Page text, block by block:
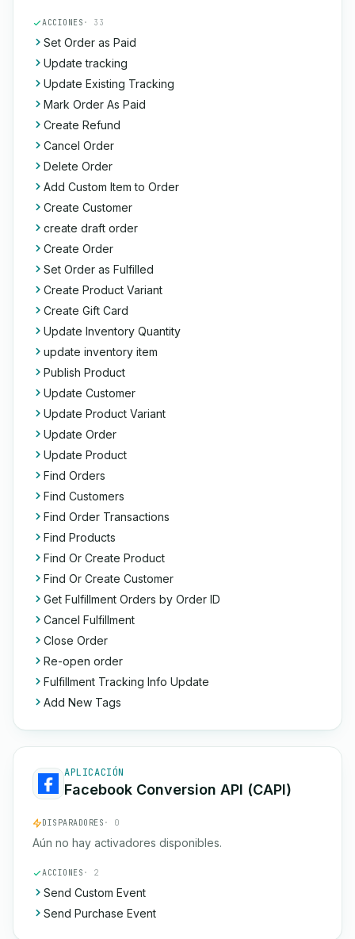
ACCIONES · 33
Set Order as Paid
Update tracking
Update Existing Tracking
Mark Order As Paid
Create Refund
Cancel Order
Delete Order
Add Custom Item to Order
Create Customer
create draft order
Create Order
Set Order as Fulfilled
Create Product Variant
Create Gift Card
Update Inventory Quantity
update inventory item
Publish Product
Update Customer
Update Product Variant
Update Order
Update Product
Find Orders
Find Customers
Find Order Transactions
Find Products
Find Or Create Product
Find Or Create Customer
Get Fulfillment Orders by Order ID
Cancel Fulfillment
Close Order
Re-open order
Fulfillment Tracking Info Update
Add New Tags
APLICACIÓN
Facebook Conversion API (CAPI)
DISPARADORES · 0
Aún no hay activadores disponibles.
ACCIONES · 2
Send Custom Event
Send Purchase Event